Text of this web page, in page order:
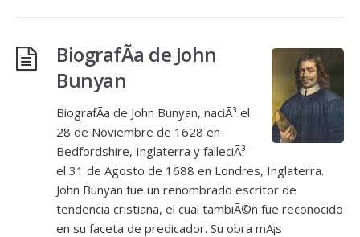
BiografÃ­a de John
Bunyan
BiografÃ­a de John Bunyan, naciÃ³ el
28 de Noviembre de 1628 en
Bedfordshire, Inglaterra y falleciÃ³
el 31 de Agosto de 1688 en Londres, Inglaterra.
John Bunyan fue un renombrado escritor de
tendencia cristiana, el cual tambiÃ©n fue reconocido
en su faceta de predicador. Su obra mÃ¡s